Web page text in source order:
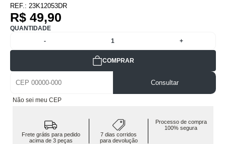
REF.: 23K12053DR
R$ 49,90
QUANTIDADE
-
1 +
COMPRAR
Consultar
Não sei meu CEP
Frete grátis para pedido
acima de 3 peças
7 dias corridos
para devolução
Processo de compra
100% segura